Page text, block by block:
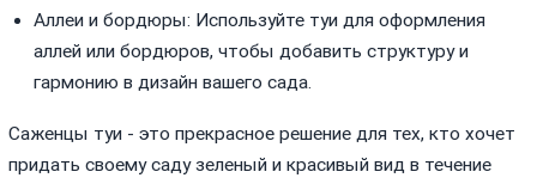
Аллеи и бордюры: Используйте туи для оформления
аллей или бордюров, чтобы добавить структуру и
гармонию в дизайн вашего сада.
Саженцы туи - это прекрасное решение для тех, кто хочет
придать своему саду зеленый и красивый вид в течение